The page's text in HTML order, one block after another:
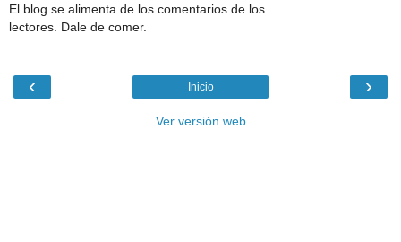
El blog se alimenta de los comentarios de los
lectores. Dale de comer.
‹ ›
Inicio
Ver versión web